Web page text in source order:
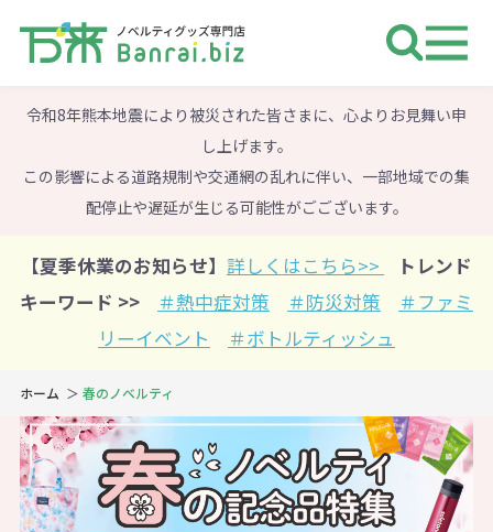
令和8年熊本地震により被災された皆さまに、心よりお見舞い申
し上げます。
この影響による道路規制や交通網の乱れに伴い、一部地域での集
配停止や遅延が生じる可能性がごございます。
【夏季休業のお知らせ】 詳しくはこちら>>
トレンド
キーワード >>
＃熱中症対策 ＃防災対策
＃ファミ
リーイベント
＃ボトルティッシュ
ホーム 春のノベルティ